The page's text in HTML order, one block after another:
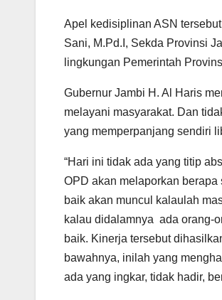
A
p
o
k
e
r
m
Apel kedisiplinan ASN
Sani, M.Pd.I, Sekda Provinsi
lingkungan Pemerintah
Gubernur Jambi H. Al Haris
melayani masyarakat. Dan
yang memperpanjang sendiri
“Hari ini tidak ada yang titip
OPD akan melaporkan
baik akan muncul kalaulah
kalau didalamnya ada orang-
baik. Kinerja tersebut
bawahnya, inilah yang
ada yang ingkar, tidak hadir,